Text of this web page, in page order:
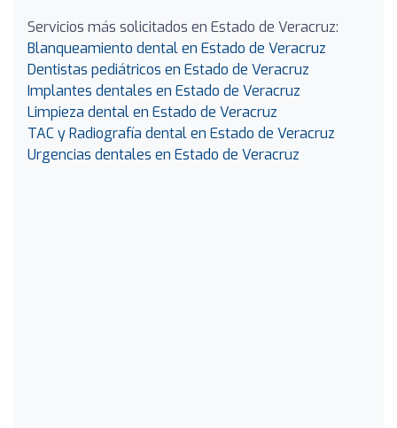
Servicios más solicitados en Estado de Veracruz:
Blanqueamiento dental en Estado de Veracruz
Dentistas pediátricos en Estado de Veracruz
Implantes dentales en Estado de Veracruz
Limpieza dental en Estado de Veracruz
TAC y Radiografía dental en Estado de Veracruz
Urgencias dentales en Estado de Veracruz